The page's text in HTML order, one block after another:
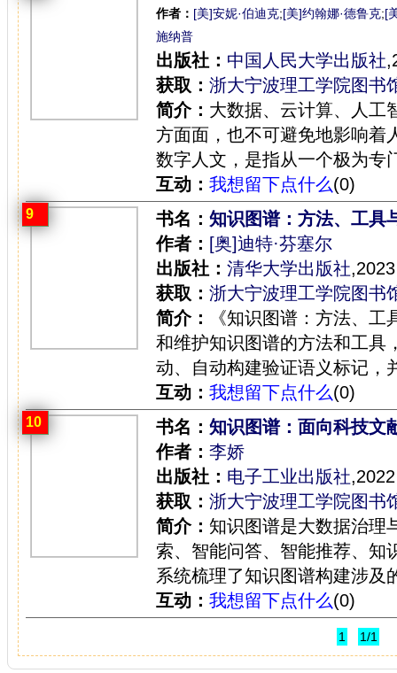
作者： [美]安妮·伯迪克;[美]约翰娜·德鲁克;[
施纳普
出版社： 中国人民大学出版社
获取： 浙大宁波理工学院图书
简介： 大数据、云计算、人工
方面面，也不可避免地影响着
数字人文，是指从一个极为专
互动： 我想留下点什么(0)
9 书名： 知识图谱：方法、工具
作者： [奥]迪特·芬塞尔
出版社： 清华大学出版社,2023
获取： 浙大宁波理工学院图书
简介：
《知识图谱：方法、
和维护知识图谱的方法和工具
动、自动构建验证语义标记，
互动： 我想留下点什么(0)
10 书名： 知识图谱：面向科技文
作者： 李娇
出版社： 电子工业出版社,2022
获取： 浙大宁波理工学院图书
简介： 知识图谱是大数据治理
索、智能问答、智能推荐、知
系统梳理了知识图谱构建涉及
互动： 我想留下点什么(0)
1 1/1